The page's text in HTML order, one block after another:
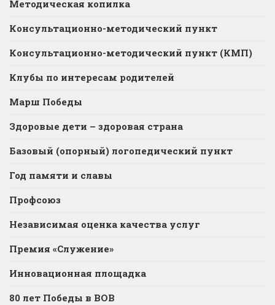
Методическая копилка
Консультационно-методический пункт
Консультационно-методический пункт (КМП)
Клубы по интересам родителей
Марш Победы
Здоровые дети – здоровая страна
Базовый (опорный) логопедический пункт
Год памяти и славы
Профсоюз
Независимая оценка качества услуг
Премия «Служение»
Инновационная площадка
80 лет Победы в ВОВ